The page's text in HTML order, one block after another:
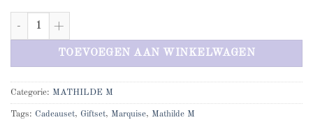
Mathilde M Marquise cadeauset aantal
TOEVOEGEN AAN WINKELWAGEN
Categorie: MATHILDE M
Tags: Cadeauset, Giftset, Marquise, Mathilde M